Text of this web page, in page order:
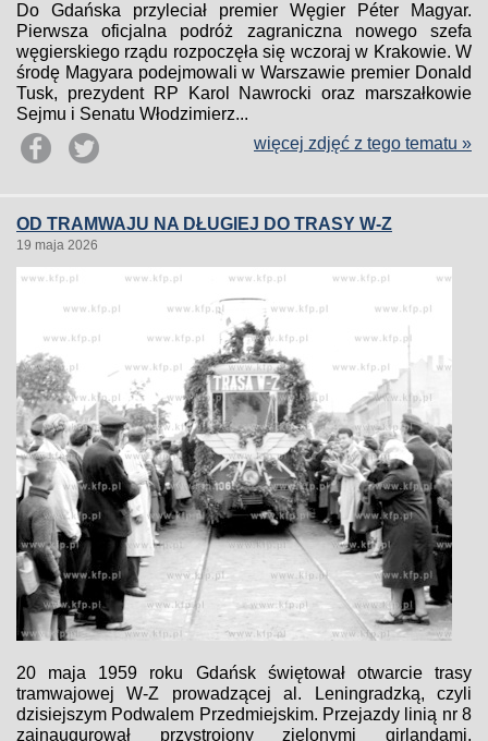
Do Gdańska przyleciał premier Węgier Péter Magyar.
Pierwsza oficjalna podróż zagraniczna nowego szefa
węgierskiego rządu rozpoczęła się wczoraj w Krakowie. W
środę Magyara podejmowali w Warszawie premier Donald
Tusk, prezydent RP Karol Nawrocki oraz marszałkowie
Sejmu i Senatu Włodzimierz...
więcej zdjęć z tego tematu »
OD TRAMWAJU NA DŁUGIEJ DO TRASY W-Z
19 maja 2026
20 maja 1959 roku Gdańsk świętował otwarcie trasy
tramwajowej W-Z prowadzącej al. Leningradzką, czyli
dzisiejszym Podwalem Przedmiejskim. Przejazdy linią nr 8
zainaugurował przystrojony zielonymi girlandami,